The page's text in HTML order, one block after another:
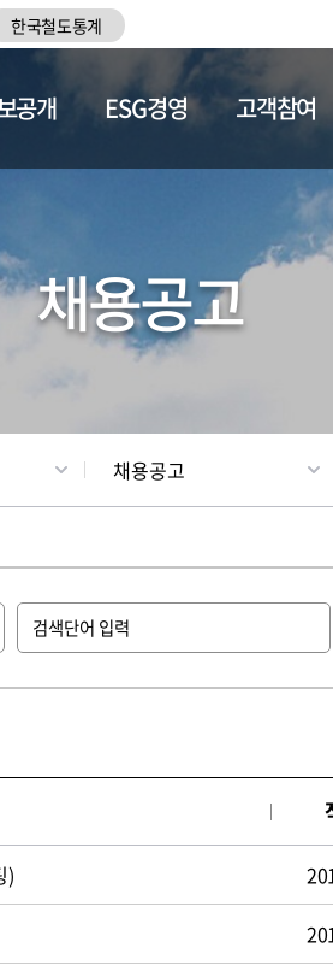
한국철도통계
채
공개 ESG경영 고객참여
채용공고
채용공고
)